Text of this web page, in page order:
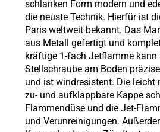
schlanken Form modern und
die neuste Technik. Hierfür ist
Paris weltweit bekannt. Das
aus Metall gefertigt und
kräftige 1-fach Jetflamme kann
Stellschraube am Boden
und ist windresistent. Die leicht
zu- und aufklappbare Kappe
Flammendüse und die Jet-
und Verunreinigungen.